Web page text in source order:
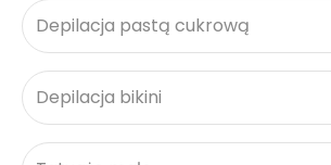
Depilacja pastą cukrową
Depilacja bikini